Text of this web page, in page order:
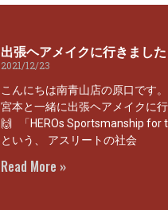
出張ヘアメイクに行きました
2021/12/23
こんにちは南青山店の原口です
宮本と一緒に出張ヘアメイクに
🙌 「HEROs Sportsmanship for
という、 アスリートの社会
Read More »